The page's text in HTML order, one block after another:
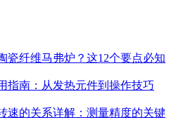
瓷纤维马弗炉？这12个要点必知
指南：从发热元件到操作技巧
速的关系详解：测量精度的关键